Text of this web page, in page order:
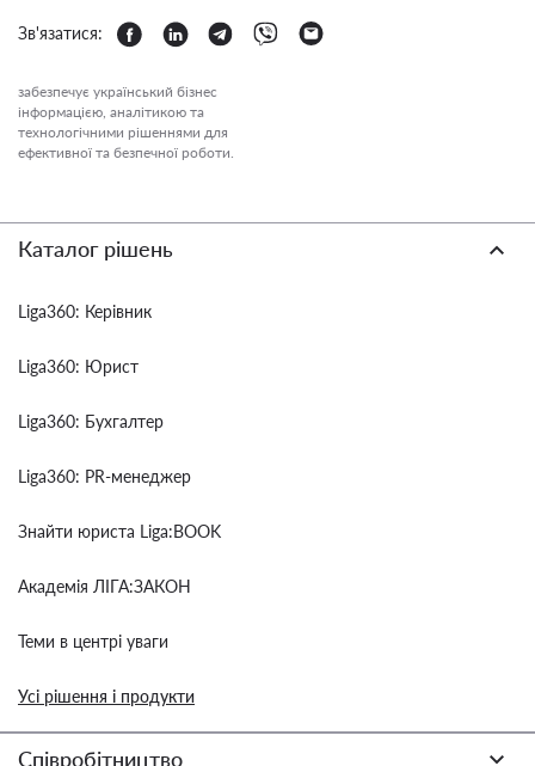
Зв'язатися:
забезпечує український бізнес
інформацією, аналітикою та
технологічними рішеннями для
ефективної та безпечної роботи.
Каталог рішень
Liga360: Керівник
Liga360: Юрист
Liga360: Бухгалтер
Liga360: PR-менеджер
Знайти юриста Liga:BOOK
Академія ЛІГА:ЗАКОН
Теми в центрі уваги
Усі рішення і продукти
Співробітництво